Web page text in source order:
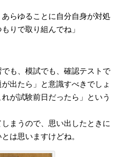
あらゆることに自分自身が対処
りで取り組んでね」
も、模試でも、確認テストで
出たら」と意識すべきでしょ
が試験前日だったら」という
まうので、思い出したときに
は思いますけどね。